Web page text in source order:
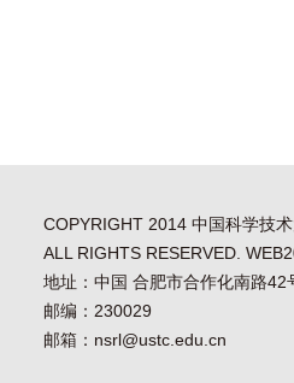
COPYRIGHT 2014 中国科学技
ALL RIGHTS RESERVED.
地址：中国 合肥市合作化南路42
邮编：230029
邮箱：nsrl@ustc.edu.cn